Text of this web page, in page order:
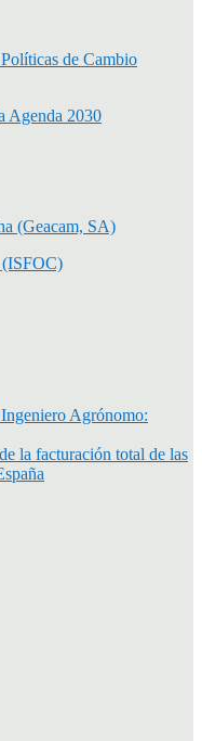
de Cambio
Agenda 2030
(Geacam, SA)
(ISFOC)
Agrónomo:
la facturación total de las